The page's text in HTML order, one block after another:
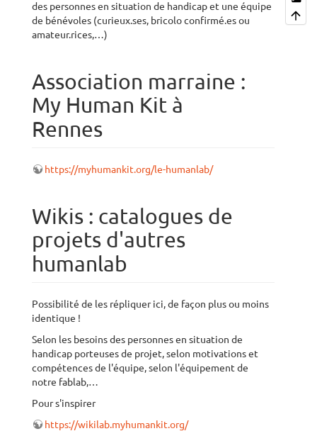
des personnes en situation de handicap et une équipe
de bénévoles (curieux.ses, bricolo confirmé.es ou
amateur.rices,…)
Association marraine :
My Human Kit à
Rennes
https://myhumankit.org/le-humanlab/
Wikis : catalogues de
projets d'autres
humanlab
Possibilité de les répliquer ici, de façon plus ou moins
identique !
Selon les besoins des personnes en situation de
handicap porteuses de projet, selon motivations et
compétences de l'équipe, selon l'équipement de
notre fablab,…
Pour s'inspirer
https://wikilab.myhumankit.org/